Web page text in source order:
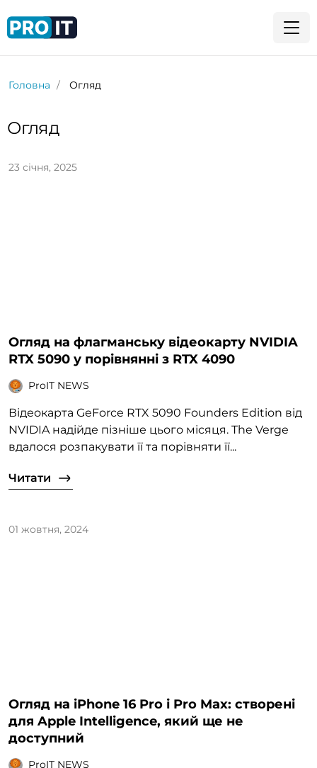
Головна Огляд
Огляд
23 січня, 2025
Огляд на флагманську відеокарту NVIDIA
RTX 5090 у порівнянні з RTX 4090
ProIT NEWS
Відеокарта GeForce RTX 5090 Founders Edition від
NVIDIA надійде пізніше цього місяця. The Verge
вдалося розпакувати її та порівняти її...
Читати
01 жовтня, 2024
Огляд на iPhone 16 Pro і Pro Max: створені
для Apple Intelligence, який ще не
доступний
ProIT NEWS